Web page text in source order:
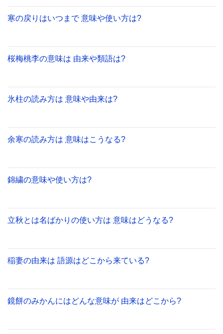
寒の戻りはいつまで 意味や使い方は?
桜梅桃李の意味は 由来や類語は?
氷柱の読み方は 意味や由来は?
余寒の読み方は 意味はこうなる?
錦繍の意味や使い方は?
立秋とは名ばかりの使い方は 意味はどうなる?
稲妻の由来は 語源はどこから来ている?
鏡餅のみかんにはどんな意味が 由来はどこから?